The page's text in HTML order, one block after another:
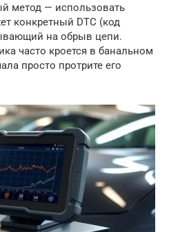
метод — использовать
конкретный DTC (код
на обрыв цепи.
часто кроется в банальном
просто протрите его